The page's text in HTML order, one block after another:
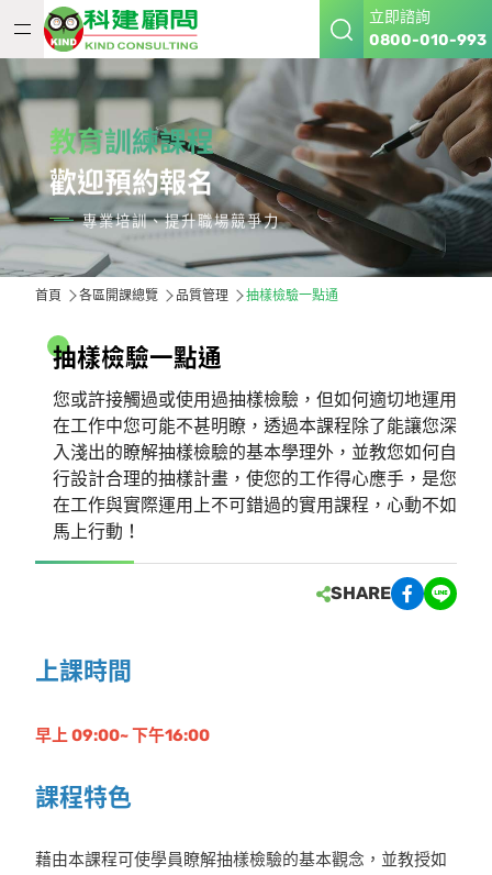
立即諮詢
0800-010-993
教育訓練課程
歡迎預約報名
專業培訓、提升職場競爭力
首頁 各區開課總覽 品質管理 抽樣檢驗一點通
抽樣檢驗一點通
您或許接觸過或使用過抽樣檢驗，但如何適切地運用
在工作中您可能不甚明瞭，透過本課程除了能讓您深
入淺出的瞭解抽樣檢驗的基本學理外，並教您如何自
行設計合理的抽樣計畫，使您的工作得心應手，是您
在工作與實際運用上不可錯過的實用課程，心動不如
馬上行動！
SHARE
上課時間
早上 09:00~ 下午16:00
課程特色
藉由本課程可使學員瞭解抽樣檢驗的基本觀念，並教授如